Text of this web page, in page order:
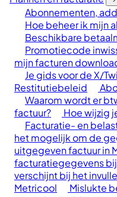
Abonnementen,
Hoe beheer ik mijn
Beschikbare
Promotiecode
mijn facturen
Je gids voor de X/
Restitutiebeleid
Waarom wordt er
factuur?
Hoe wijzig
Facturatie- en
het mogelijk om de
uitgegeven factuur in
facturatiegegevens
verschijnt bij het
Metricool
Mislukte